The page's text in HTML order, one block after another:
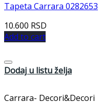
Tapeta Carrara 0282653
10.600 RSD
Add to cart
Dodaj u listu želja
Carrara- Decori&Decori